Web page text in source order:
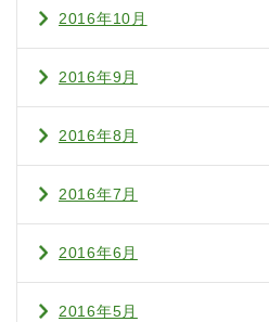
2016年10月
2016年9月
2016年8月
2016年7月
2016年6月
2016年5月